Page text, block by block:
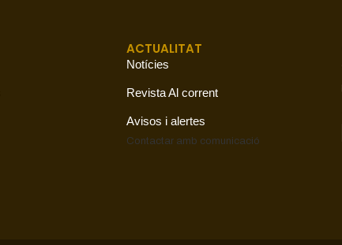
ACTUALITAT
Notícies
Revista Al corrent
Avisos i alertes
Contactar amb comunicació